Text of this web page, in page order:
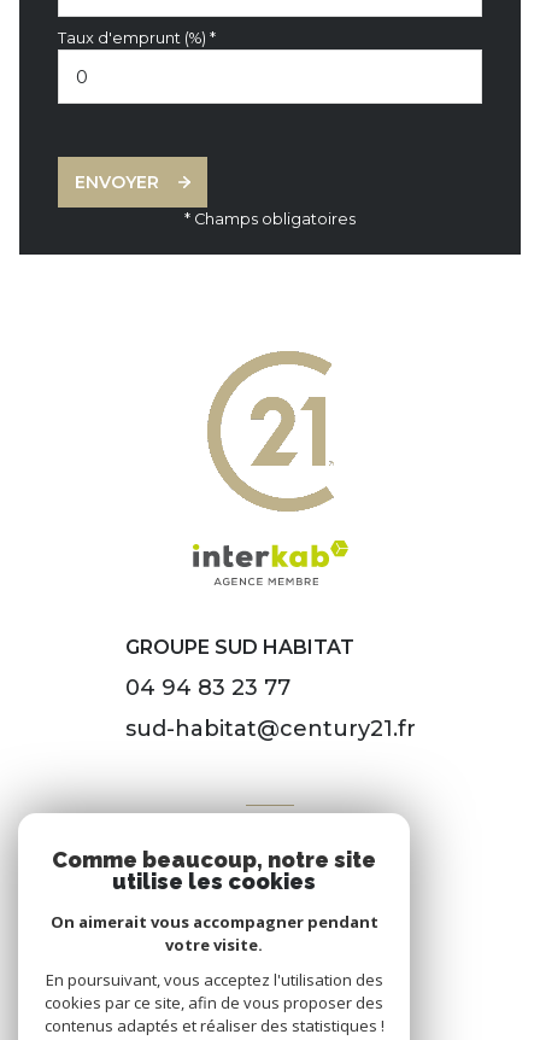
Taux d'emprunt (%) *
ENVOYER
* Champs obligatoires
GROUPE SUD HABITAT
04 94 83 23 77
sud-habitat@century21.fr
Espace propriétaire
Comme beaucoup, notre site
utilise les cookies
On aimerait vous accompagner pendant
votre visite.
En poursuivant, vous acceptez l'utilisation des
cookies par ce site, afin de vous proposer des
contenus adaptés et réaliser des statistiques !